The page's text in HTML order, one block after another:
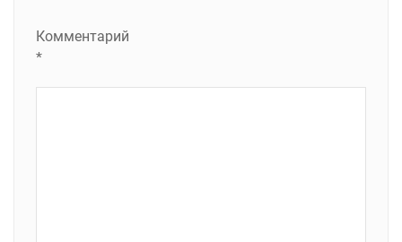
Комментарий
*